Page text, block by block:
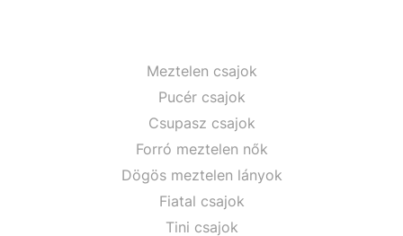
Meztelen csajok
Pucér csajok
Csupasz csajok
Forró meztelen nők
Dögös meztelen lányok
Fiatal csajok
Tini csajok